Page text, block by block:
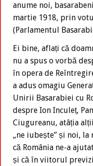
anume noi,
martie 1918, prin
(Parlamentul
Ei bine, aflați că
nu a spus o vorbă
în opera de
a adus omagiu
Unirii Basarabiei cu
despre Ion Inculeț,
Ciugureanu, atâția
„ne iubește” și noi,
că România ne-a
și că în viitorul